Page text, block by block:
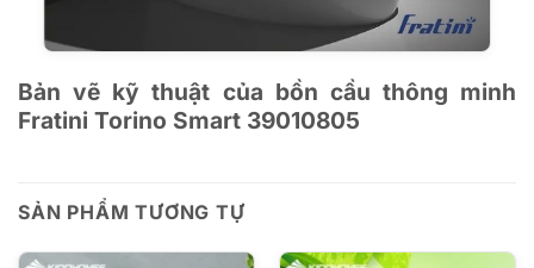
Bản vẽ kỹ thuật của bồn cầu thông minh
Fratini Torino Smart 39010805
SẢN PHẨM TƯƠNG TỰ